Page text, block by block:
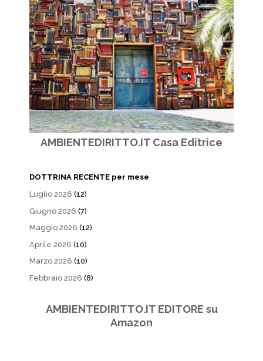
AMBIENTEDIRITTO.IT Casa Editrice
DOTTRINA RECENTE per mese
Luglio 2026 (12)
Giugno 2026 (7)
Maggio 2026 (12)
Aprile 2026 (10)
Marzo 2026 (10)
Febbraio 2026 (8)
AMBIENTEDIRITTO.IT EDITORE su
Amazon